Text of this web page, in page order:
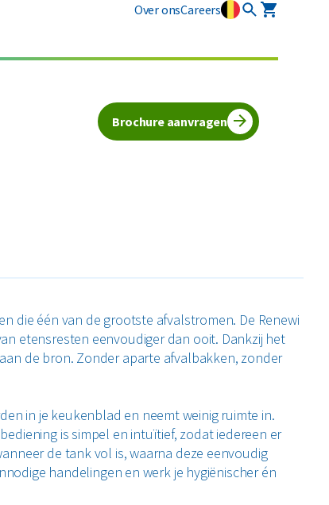
Over onsCareers
Textiel
Alle circulaire materialen
Brochure aanvragen
die één van de grootste afvalstromen. De Renewi
etensresten eenvoudiger dan ooit. Dankzij het
de bron. Zonder aparte afvalbakken, zonder
in je keukenblad en neemt weinig ruimte in.
is simpel en intuïtief, zodat iedereen er
de tank vol is, waarna deze eenvoudig
handelingen en werk je hygiënischer én